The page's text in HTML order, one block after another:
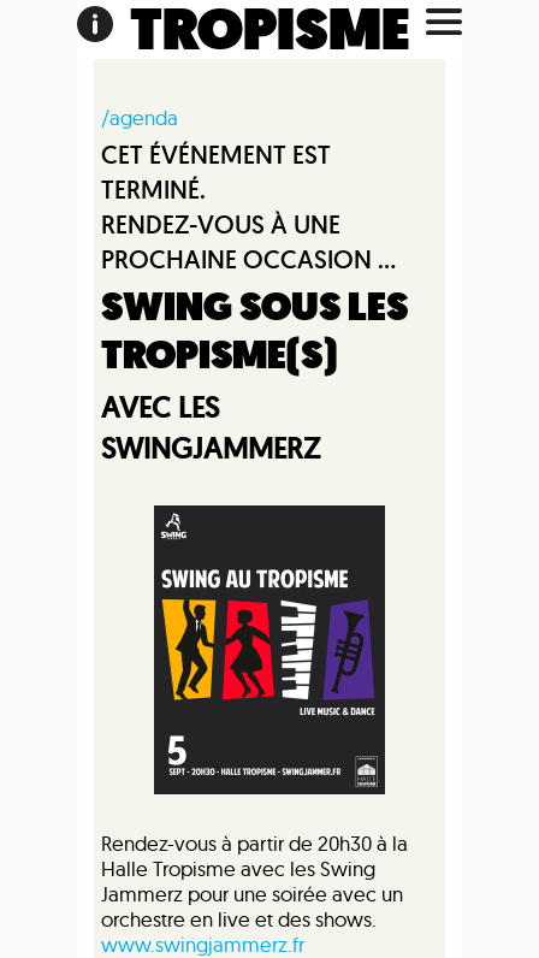
TROPISME
/agenda
CET ÉVÉNEMENT EST
TERMINÉ.
RENDEZ-VOUS À UNE
PROCHAINE OCCASION ...
SWING SOUS LES
TROPISME(S)
AVEC LES
SWINGJAMMERZ
Rendez-vous à partir de 20h30 à la
Halle Tropisme avec les Swing
Jammerz pour une soirée avec un
orchestre en live et des shows.
www.swingjammerz.fr